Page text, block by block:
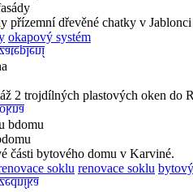
přízemní dřevěné chatky v
okapový systém
2 trojdílných plastových oken do
části bytového domu v Karviné.
soklu renovace soklu